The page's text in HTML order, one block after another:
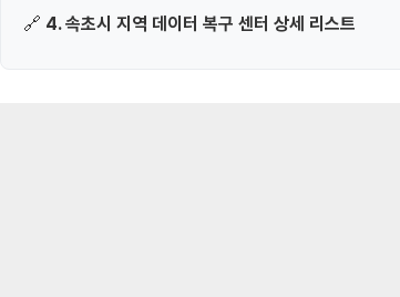
🔗 4. 속초시 지역 데이터 복구 센터 상세 리스트